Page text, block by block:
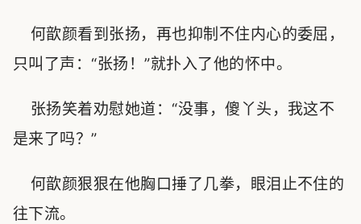
何歆颜看到张扬，再也抑制不住内心的委屈，
只叫了声：“张扬！”就扑入了他的怀中。
张扬笑着劝慰她道：“没事，傻丫头，我这不
是来了吗？”
何歆颜狠狠在他胸口捶了几拳，眼泪止不住的
往下流。